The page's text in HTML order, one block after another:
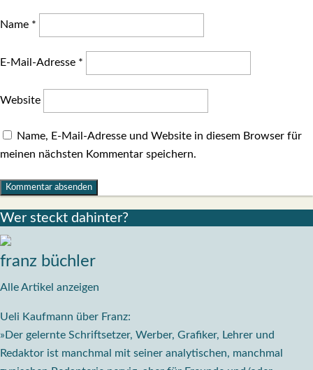
Name *
E-Mail-Adresse *
Website
Name, E-Mail-Adresse und Website in diesem Browser für
meinen nächsten Kommentar speichern.
Wer steckt dahin­ter?
franz büchler
Alle Artikel anzeigen
Ueli Kaufmann über Franz:
»Der gelernte Schriftsetzer, Werber, Grafiker, Lehrer und
Redaktor ist manchmal mit seiner analytischen, manchmal